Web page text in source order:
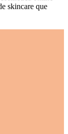
skincare que